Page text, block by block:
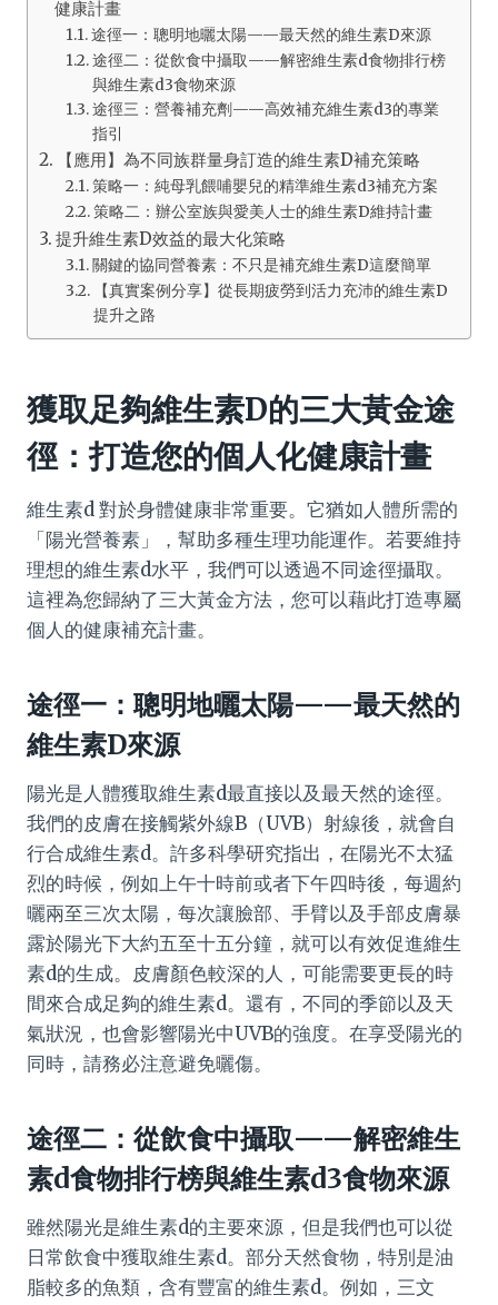
健康計畫
途徑一：聰明地曬太陽——最天然的維生素D來源
途徑二：從飲食中攝取——解密維生素d食物排行榜
與維生素d3食物來源
途徑三：營養補充劑——高效補充維生素d3的專業
指引
【應用】為不同族群量身訂造的維生素D補充策略
策略一：純母乳餵哺嬰兒的精準維生素d3補充方案
策略二：辦公室族與愛美人士的維生素D維持計畫
提升維生素D效益的最大化策略
關鍵的協同營養素：不只是補充維生素D這麼簡單
【真實案例分享】從長期疲勞到活力充沛的維生素D
提升之路
獲取足夠維生素D的三大黃金途
徑：打造您的個人化健康計畫
維生素d 對於身體健康非常重要。它猶如人體所需的
「陽光營養素」，幫助多種生理功能運作。若要維持
理想的維生素d水平，我們可以透過不同途徑攝取。
這裡為您歸納了三大黃金方法，您可以藉此打造專屬
個人的健康補充計畫。
途徑一：聰明地曬太陽——最天然的
維生素D來源
陽光是人體獲取維生素d最直接以及最天然的途徑。
我們的皮膚在接觸紫外線B（UVB）射線後，就會自
行合成維生素d。許多科學研究指出，在陽光不太猛
烈的時候，例如上午十時前或者下午四時後，每週約
曬兩至三次太陽，每次讓臉部、手臂以及手部皮膚暴
露於陽光下大約五至十五分鐘，就可以有效促進維生
素d的生成。皮膚顏色較深的人，可能需要更長的時
間來合成足夠的維生素d。還有，不同的季節以及天
氣狀況，也會影響陽光中UVB的強度。在享受陽光的
同時，請務必注意避免曬傷。
途徑二：從飲食中攝取——解密維生
素d食物排行榜與維生素d3食物來源
雖然陽光是維生素d的主要來源，但是我們也可以從
日常飲食中獲取維生素d。部分天然食物，特別是油
脂較多的魚類，含有豐富的維生素d。例如，三文